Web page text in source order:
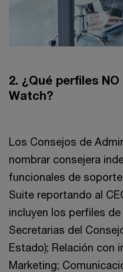
2. ¿Qué perfiles
Watch?
Los Consejos de
nombrar consejera
funcionales de
Suite reportando al
incluyen los perfiles de
Secretarias del
Estado); Relación con
Marketing;